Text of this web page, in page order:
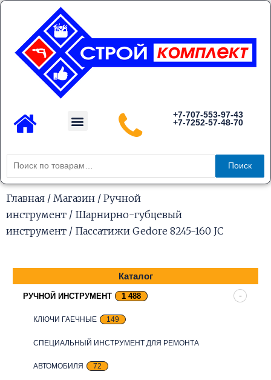
Перейти
содержимому
Menu
+7-707-553-97-43
+7-7252-57-48-70
Искать:
Поиск
Главная / Магазин / Ручной
инструмент / Шарнирно-губцевый
инструмент / Пассатижи Gedore 8245-160 JC
Каталог
РУЧНОЙ ИНСТРУМЕНТ 1 488
КЛЮЧИ ГАЕЧНЫЕ 149
СПЕЦИАЛЬНЫЙ ИНСТРУМЕНТ ДЛЯ РЕМОНТА
АВТОМОБИЛЯ 72